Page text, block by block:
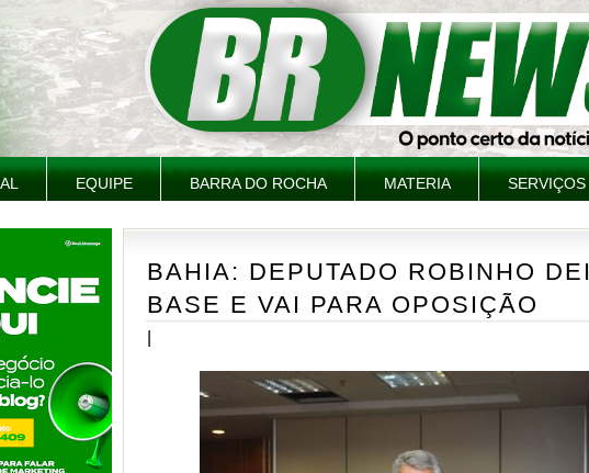
EQUIPE BARRA DO ROCHA MATERIA SERVIÇOS
BAHIA: DEPUTADO ROBINHO
BASE E VAI PARA OPOSIÇÃO